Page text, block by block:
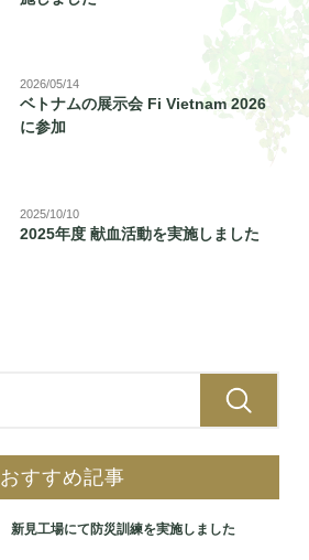
2026/05/14
ベトナムの展示会 Fi Vietnam 2026
に参加
2025/10/10
2025年度 献血活動を実施しました
おすすめ記事
新見工場にて防災訓練を実施しました